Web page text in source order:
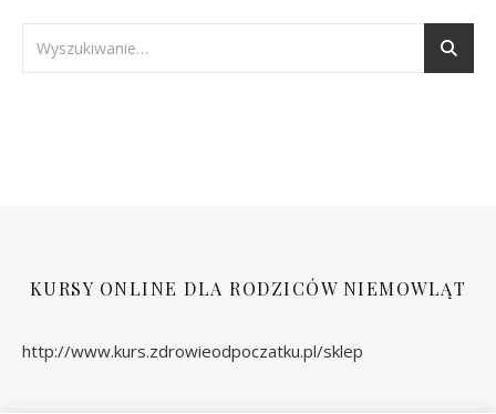
KURSY ONLINE DLA RODZICÓW NIEMOWLĄT
http://www.kurs.zdrowieodpoczatku.pl/sklep